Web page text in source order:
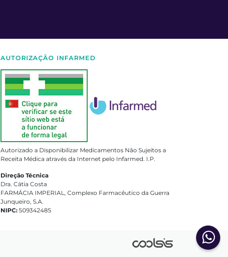
AUTORIZAÇÃO INFARMED
Autorizado a Disponibilizar Medicamentos Não Sujeitos a
Receita Médica através da Internet pelo Infarmed. I.P.
Direção Técnica
Dra. Cátia Costa
FARMÁCIA IMPERIAL, Complexo Farmacêutico da Guerra
Junqueiro, S.A.
NIPC: 509342485